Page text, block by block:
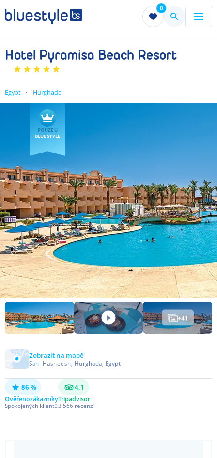
0
Menu Menu
Hotel Pyramisa Beach Resort
Egypt Hurghada
POUZE U
BLUE STYLE
+41
Zobrazit na mapě
Sahl Hasheesh, Hurghada, Egypt
86 %
Ověřenozákazníky
Spokojených klientů
4,1
Tripadvisor
3 566 recenzí